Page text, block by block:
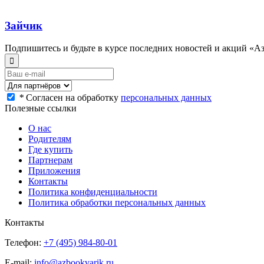
Зайчик
Подпишитесь и будьте в курсе последних новостей и акций
* Согласен на обработку персональных данных
Полезные ссылки
О нас
Родителям
Где купить
Партнерам
Приложения
Контакты
Политика конфиденциальности
Политика обработки персональных данных
Контакты
Телефон: +7 (495) 984-80-01